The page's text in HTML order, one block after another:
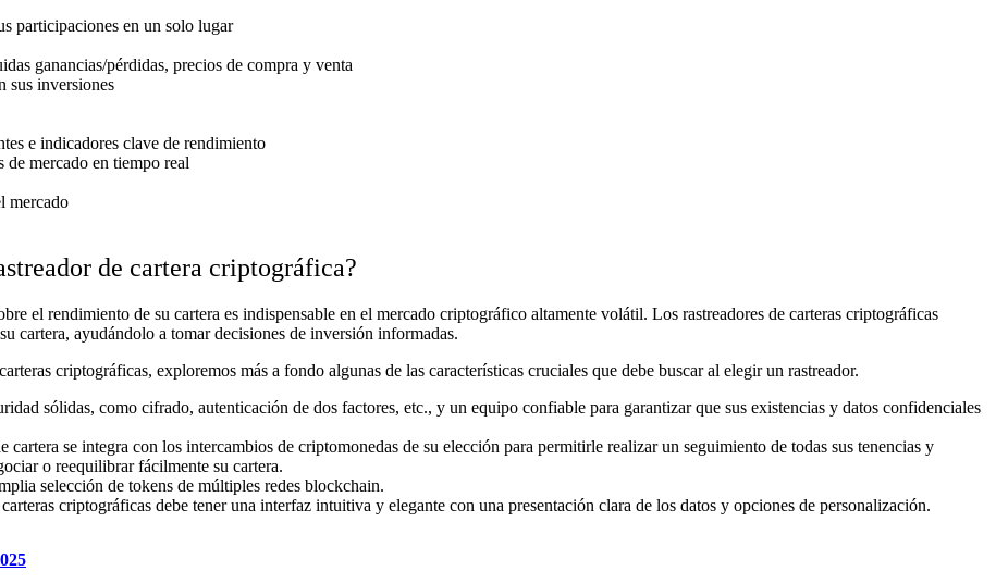
participaciones en un solo lugar
ganancias/pérdidas, precios de compra y venta
sus inversiones
e indicadores clave de rendimiento
de mercado en tiempo real
mercado
de cartera criptográfica?
el rendimiento de su cartera es indispensable en el mercado criptográfico altamente volátil. Los rastreadores de carteras criptográficas
cartera, ayudándolo a tomar decisiones de inversión informadas.
criptográficas, exploremos más a fondo algunas de las características cruciales que debe buscar al elegir un rastreador.
sólidas, como cifrado, autenticación de dos factores, etc., y un equipo confiable para garantizar que sus existencias y datos confidenciales
cartera se integra con los intercambios de criptomonedas de su elección para permitirle realizar un seguimiento de todas sus tenencias y
o reequilibrar fácilmente su cartera.
selección de tokens de múltiples redes blockchain.
criptográficas debe tener una interfaz intuitiva y elegante con una presentación clara de los datos y opciones de personalización.